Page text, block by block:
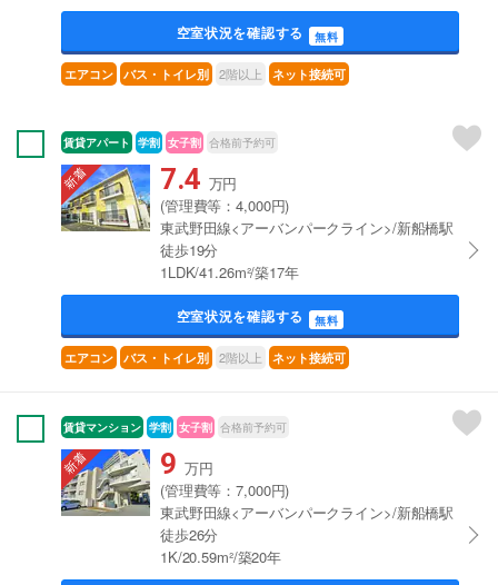
空室状況を確認する 無料
エアコン バス・トイレ別 2階以上 ネット接続可
賃貸アパート 学割 女子割 合格前予約可
7.4 万円
(管理費等：4,000円)
東武野田線<アーバンパークライン>/新船橋駅
徒歩19分
1LDK/41.26m²/築17年
空室状況を確認する 無料
エアコン バス・トイレ別 2階以上 ネット接続可
賃貸マンション 学割 女子割 合格前予約可
9 万円
(管理費等：7,000円)
東武野田線<アーバンパークライン>/新船橋駅
徒歩26分
1K/20.59m²/築20年